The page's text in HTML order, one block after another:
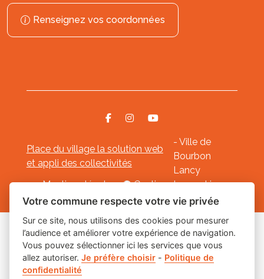
Renseignez vos coordonnées
Place du village la solution web
et appli des collectivités
- Ville de
Bourbon
Lancy
Mentions légales- Gestion des cookies
Les labels
Votre commune respecte votre vie privée
Sur ce site, nous utilisons des cookies pour mesurer
l’audience et améliorer votre expérience de navigation.
Vous pouvez sélectionner ici les services que vous
allez autoriser.Je préfère choisir - Politique de
confidentialité